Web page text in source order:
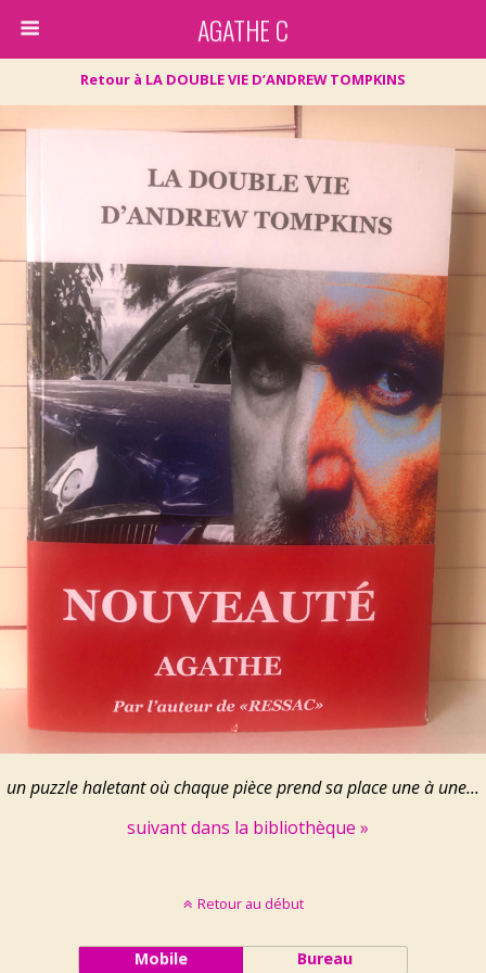
AGATHE C
Retour à LA DOUBLE VIE D’ANDREW TOMPKINS
un puzzle haletant où chaque pièce prend sa place une à une...
suivant dans la bibliothèque »
Retour au début
Mobile Bureau